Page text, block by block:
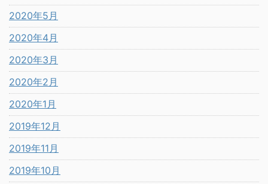
2020年5月
2020年4月
2020年3月
2020年2月
2020年1月
2019年12月
2019年11月
2019年10月